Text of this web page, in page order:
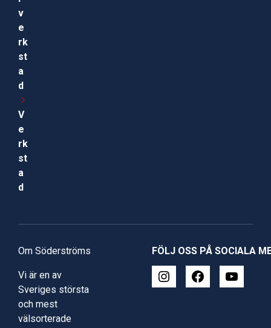
v
e
rk
st
a
d
V
e
rk
st
a
d
Om Söderströms
Vi är en av
Sveriges största
och mest
välsorterade
FÖLJ OSS PÅ SOCIALA